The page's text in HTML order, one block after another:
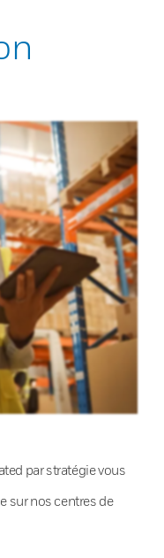
par stratégie vous
sur nos centres de